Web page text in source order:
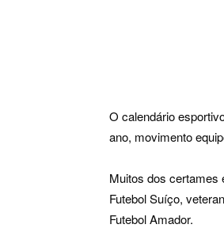
O calendário
ano, movimento
Muitos dos certames
Futebol Suíço,
Futebol Amador.